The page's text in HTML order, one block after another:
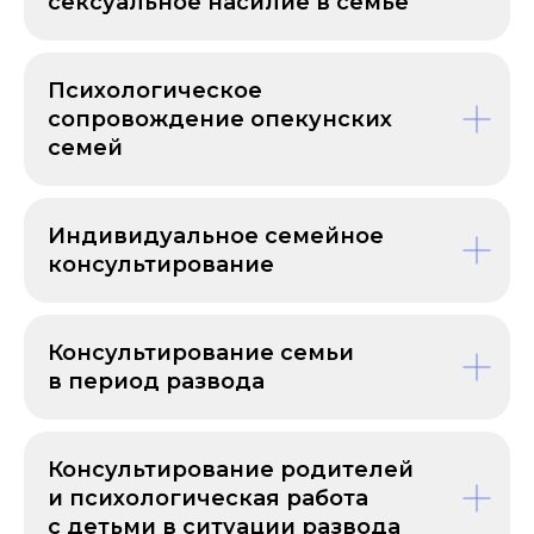
Психологическое
сопровождение опекунских
семей
Индивидуальное семейное
консультирование
Консультирование семьи
в период развода
Консультирование родителей
и психологическая работа
с детьми в ситуации развода
ВЫДАЕМ
будет возможность получить
2 диплома о профессиональной
института психоанализа.